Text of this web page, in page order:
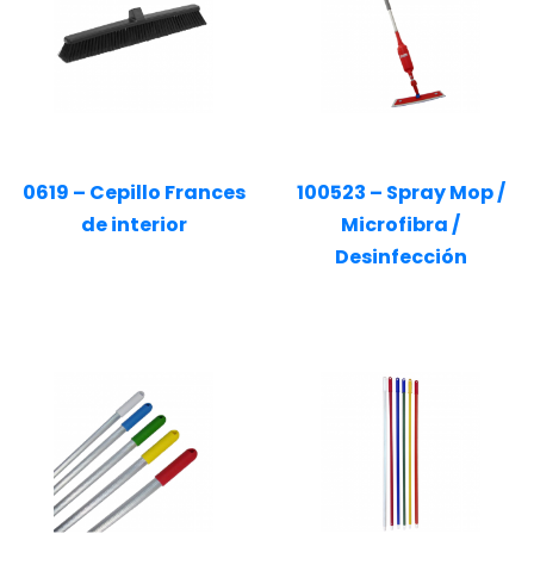
0619 – Cepillo Frances
de interior
100523 – Spray Mop /
Microfibra /
Desinfección